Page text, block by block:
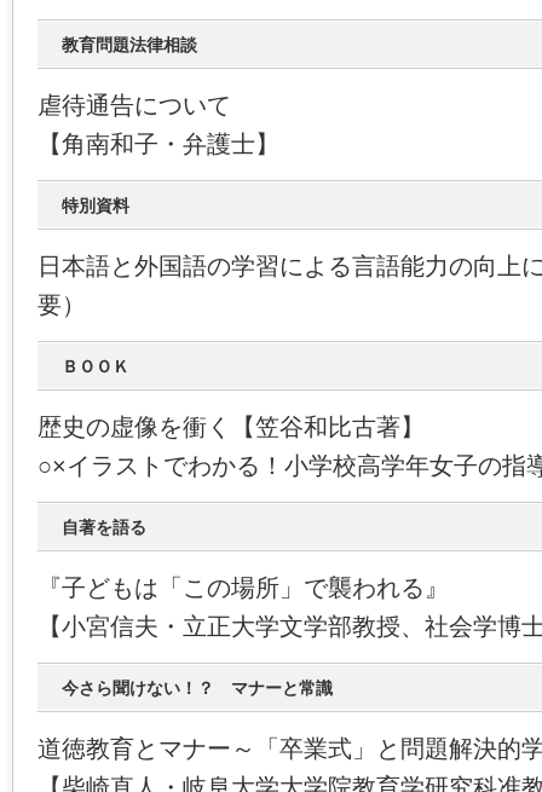
教育問題法律相談
虐待通告について
【角南和子・弁護士】
特別資料
日本語と外国語の学習による言語能力の向上
要）
ＢＯＯＫ
歴史の虚像を衝く【笠谷和比古著】
○×イラストでわかる！小学校高学年女子の指
自著を語る
『子どもは「この場所」で襲われる』
【小宮信夫・立正大学文学部教授、社会学博
今さら聞けない！？ マナーと常識
道徳教育とマナー～「卒業式」と問題解決的